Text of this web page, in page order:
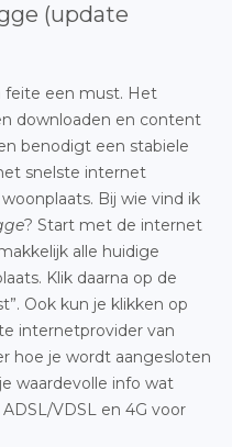
(update
feite een must. Het
downloaden en content
benodigt een stabiele
snelste internet
Bij wie vind ik
? Start met de internet
alle huidige
Klik daarna op de
Ook kun je klikken op
internetprovider van
hoe je wordt aangesloten
waardevolle info wat
VDSL en 4G voor